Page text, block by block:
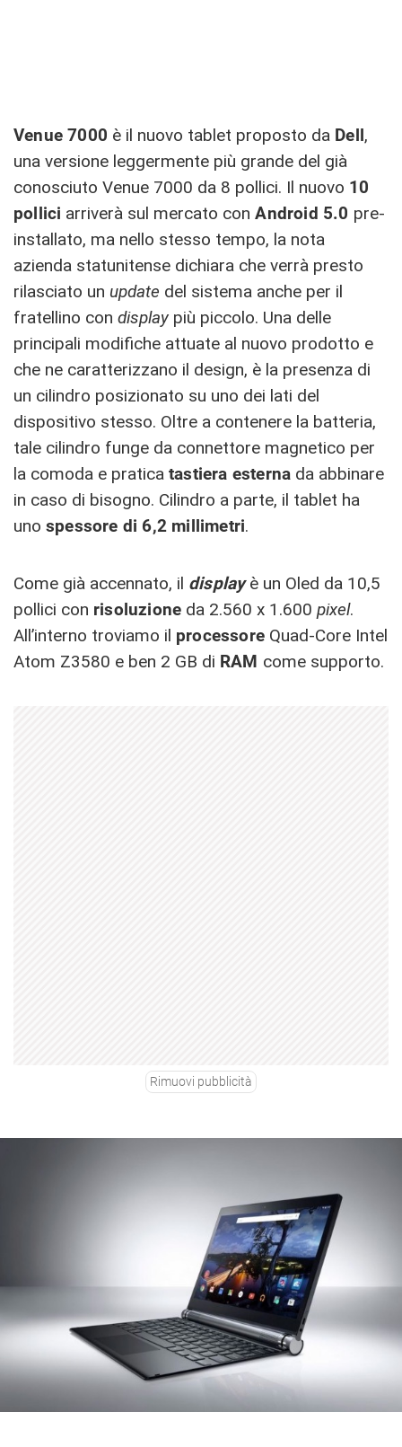
Venue 7000 è il nuovo tablet proposto da Dell,
una versione leggermente più grande del già
conosciuto Venue 7000 da 8 pollici. Il nuovo 10
pollici arriverà sul mercato conAndroid 5.0 pre-
installato, ma nello stesso tempo, la nota
azienda statunitense dichiara che verrà presto
rilasciato un update del sistema anche per il
fratellino con display più piccolo. Una delle
principali modifiche attuate al nuovo prodotto e
che ne caratterizzano il design, è la presenza di
un cilindro posizionato su uno dei lati del
dispositivo stesso. Oltre a contenere la batteria,
tale cilindro funge da connettore magnetico per
la comoda e pratica tastiera esterna da abbinare
in caso di bisogno. Cilindro a parte, il tablet ha
uno spessore di 6,2 millimetri.
Come già accennato, il displayè un Oled da 10,5
pollici con risoluzione da 2.560 x 1.600pixel.
All’interno troviamo il processore Quad-Core Intel
Atom Z3580 e ben 2 GB di RAM come supporto.
Rimuovi pubblicità